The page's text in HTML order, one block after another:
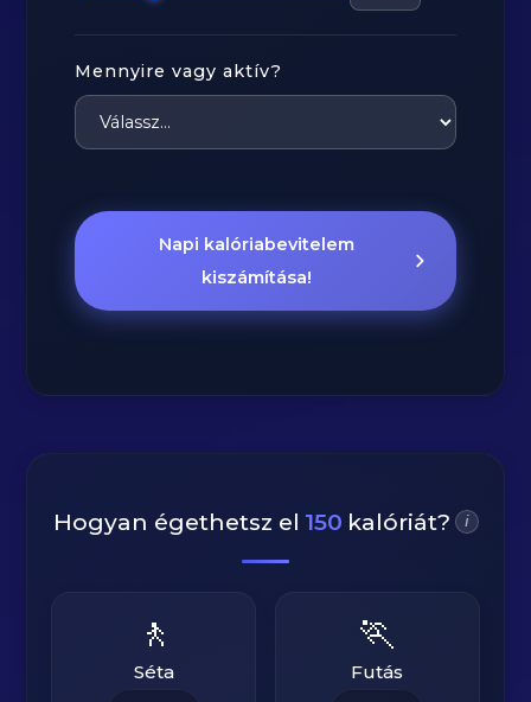
Mennyire vagy aktív?
Napi kalóriabevitelem
kiszámítása!
Hogyan égethetsz el 150 kalóriát? i
🚶
Séta
🏃
Futás